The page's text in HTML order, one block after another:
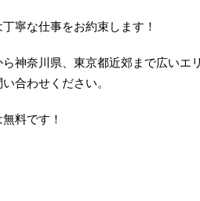
寧な仕事をお約束します！
神奈川県、東京都近郊まで広いエ
合わせください。
料です！